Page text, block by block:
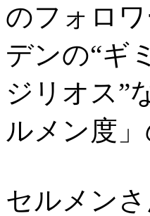
のフォロ
デンの“ギ
ジリオス”
ルメン度
セルメン